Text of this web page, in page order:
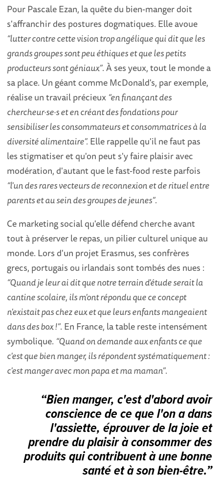
Pour Pascale Ezan, la quête du bien-manger doit
s'affranchir des postures dogmatiques. Elle avoue
“lutter contre cette vision trop angélique qui dit que les
grands groupes sont peu éthiques et que les petits
producteurs sont géniaux”. À ses yeux, tout le monde a
sa place. Un géant comme McDonald's, par exemple,
réalise un travail précieux “en finançant des
chercheur·se·s et en créant des fondations pour
sensibiliser les consommateurs et consommatrices à la
diversité alimentaire”. Elle rappelle qu'il ne faut pas
les stigmatiser et qu'on peut s'y faire plaisir avec
modération, d'autant que le fast-food reste parfois
“l'un des rares vecteurs de reconnexion et de rituel entre
parents et au sein des groupes de jeunes”.
Ce marketing social qu'elle défend cherche avant
tout à préserver le repas, un pilier culturel unique au
monde. Lors d'un projet Erasmus, ses confrères
grecs, portugais ou irlandais sont tombés des nues :
“Quand je leur ai dit que notre terrain d'étude serait la
cantine scolaire, ils m'ont répondu que ce concept
n'existait pas chez eux et que leurs enfants mangeaient
dans des box !”. En France, la table reste intensément
symbolique. “Quand on demande aux enfants ce que
c'est que bien manger, ils répondent systématiquement :
c'est manger avec mon papa et ma maman”.
“Bien manger, c'est d'abord avoir
conscience de ce que l'on a dans
l'assiette, éprouver de la joie et
prendre du plaisir à consommer des
produits qui contribuent à une bonne
santé et à son bien-être.”